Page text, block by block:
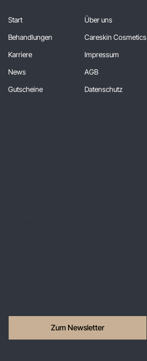
Juli und August 2026:
Start
Behandlungen
Karriere
News
Gutscheine
Über uns
Careskin Cosmetics
Impressum
AGB
Datenschutz
Zum Newsletter